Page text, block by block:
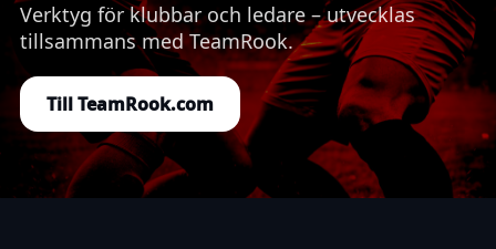
Verktyg för klubbar och ledare – utvecklas
tillsammans med TeamRook.
Till TeamRook.com